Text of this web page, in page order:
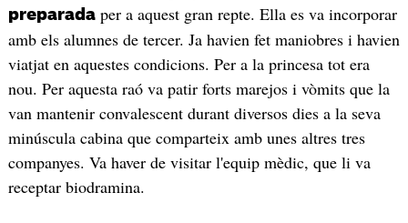
preparadaper a aquest gran repte. Ella es va incorporar
amb els alumnes de tercer. Ja havien fet maniobres i havien
viatjat en aquestes condicions. Per a la princesa tot era
nou. Per aquesta raó va patir forts marejos i vòmits que la
van mantenir convalescent durant diversos dies a la seva
minúscula cabina que comparteix amb unes altres tres
companyes. Va haver de visitar l'equip mèdic, que li va
receptar biodramina.